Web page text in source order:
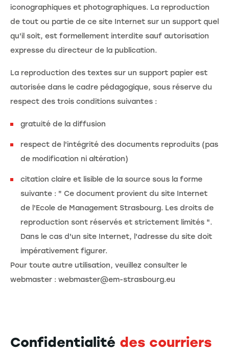
iconographiques et photographiques. La reproduction
de tout ou partie de ce site Internet sur un support quel
qu'il soit, est formellement interdite sauf autorisation
expresse du directeur de la publication.
La reproduction des textes sur un support papier est
autorisée dans le cadre pédagogique, sous réserve du
respect des trois conditions suivantes :
gratuité de la diffusion
respect de l'intégrité des documents reproduits (pas
de modification ni altération)
citation claire et lisible de la source sous la forme
suivante : " Ce document provient du site Internet
de l'Ecole de Management Strasbourg. Les droits de
reproduction sont réservés et strictement limités ".
Dans le cas d'un site Internet, l'adresse du site doit
impérativement figurer.
Pour toute autre utilisation, veuillez consulter le
webmaster : webmaster@em-strasbourg.eu
Confidentialité des courriers